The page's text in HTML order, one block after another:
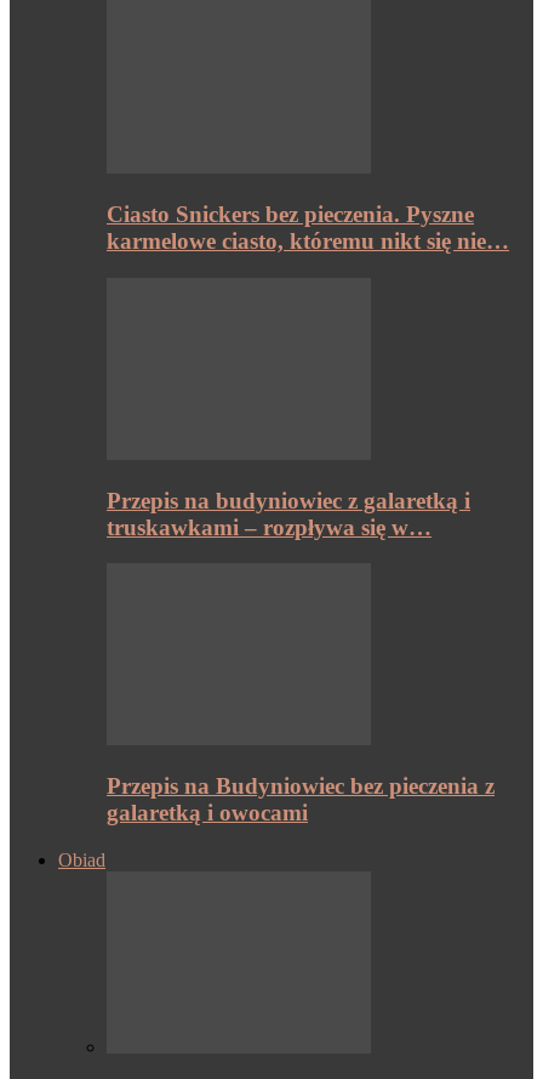
Ciasto Snickers bez pieczenia. Pyszne
karmelowe ciasto, któremu nikt się nie…
Przepis na budyniowiec z galaretką i
truskawkami – rozpływa się w…
Przepis na Budyniowiec bez pieczenia z
galaretką i owocami
Obiad